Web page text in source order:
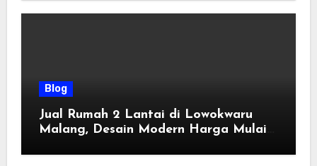
Blog
Jual Rumah 2 Lantai di Lowokwaru
Malang, Desain Modern Harga Mulai